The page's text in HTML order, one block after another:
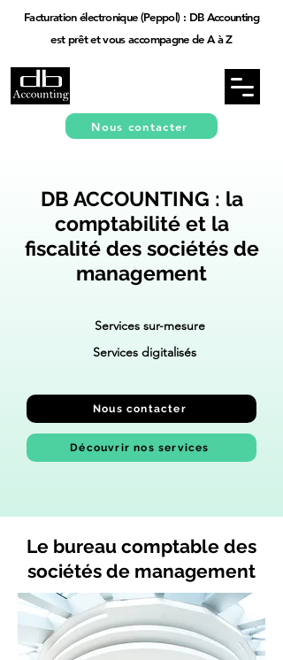
Nous contacter
Facturation électronique (Peppol) : DB Accounting
est prêt et vous accompagne de A à Z
DB ACCOUNTING : la
comptabilité et la
fiscalité des sociétés de
management
Services sur-mesure
Services digitalisés
Nous contacter
Découvrir nos services
Le bureau comptable des
sociétés de management